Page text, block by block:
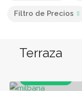
Filtro de Precios
Terraza